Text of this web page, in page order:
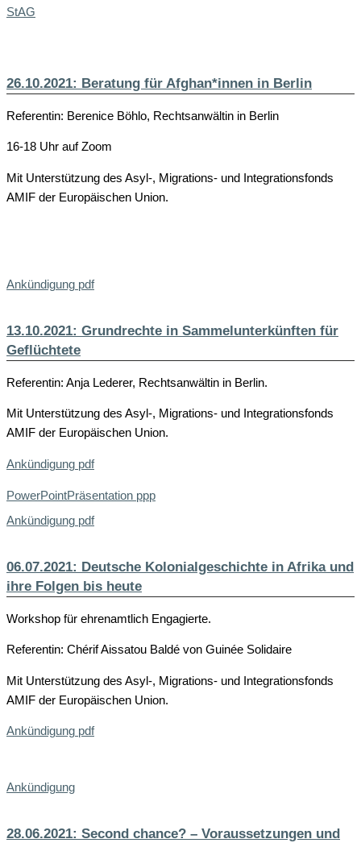
StAG
26.10.2021: Beratung für Afghan*innen in Berlin
Referentin: Berenice Böhlo, Rechtsanwältin in Berlin
16-18 Uhr auf Zoom
Mit Unterstützung des Asyl-, Migrations- und Integrationsfonds
AMIF der Europäischen Union.
Ankündigung pdf
13.10.2021: Grundrechte in Sammelunterkünften für
Geflüchtete
Referentin: Anja Lederer, Rechtsanwältin in Berlin.
Mit Unterstützung des Asyl-, Migrations- und Integrationsfonds
AMIF der Europäischen Union.
Ankündigung pdf
PowerPointPräsentation ppp
Ankündigung pdf
06.07.2021: Deutsche Kolonialgeschichte in Afrika und
ihre Folgen bis heute
Workshop für ehrenamtlich Engagierte.
Referentin: Chérif Aissatou Baldé von Guinée Solidaire
Mit Unterstützung des Asyl-, Migrations- und Integrationsfonds
AMIF der Europäischen Union.
Ankündigung pdf
Ankündigung
28.06.2021: Second chance? – Voraussetzungen und